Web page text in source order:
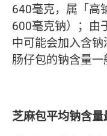
640毫克，属「高
600毫克钠）；由
中可能会加入含
肠仔包的钠含量一
芝麻包平均钠含量